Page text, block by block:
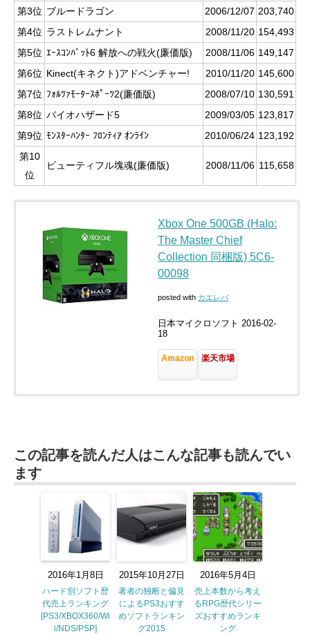
第3位 ブルードラゴン 2006/12/07 203,740
第4位 ラストレムナント 2008/11/20 154,493
第5位 ｴｰｽｺﾝﾊﾞｯﾄ6 解放への戦火(廉価版) 2008/11/06 149,147
第6位 Kinect(キネクト)アドベンチャー! 2010/11/20 145,600
第7位 ﾌｫﾙﾂｧﾓｰﾀｰｽﾎﾟｰﾂ2(廉価版) 2008/07/10 130,591
第8位 バイオハザード5 2009/03/05 123,817
第9位 ﾓﾝｽﾀｰﾊﾝﾀｰ ﾌﾛﾝﾃｨｱ ｵﾝﾗｲﾝ 2010/06/24 123,192
第10
位
ビューティフル塊魂(廉価版) 2008/11/06 115,658
Xbox One 500GB (Halo:
The Master Chief
Collection 同梱版) 5C6-
00098
posted with カエレバ
日本マイクロソフト 2016-02-
18
Amazon 楽天市場
この記事を読んだ人はこんな記事も読んでい
ます
2016年1月8日
ハード別ソフト歴
代売上ランキング
[PS3/XBOX360/Wi
i/NDS/PSP]
2015年10月27日
著者の独断と偏見
によるPS3おすす
めソフトランキン
グ2015
2016年5月4日
売上本数から考え
るRPG歴代シリー
ズおすすめランキ
ング